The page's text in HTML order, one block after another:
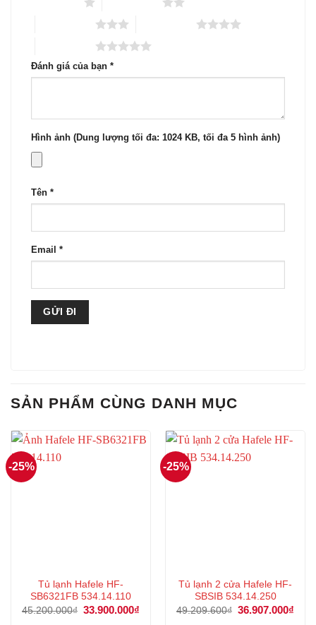
Đánh giá của bạn *
Hình ảnh (Dung lượng tối đa: 1024 KB, tối đa 5 hình ảnh)
Tên *
Email *
SẢN PHẨM CÙNG DANH MỤC
-25%
Tủ lạnh Hafele HF-
SB6321FB 534.14.110
45.200.000₫ Giá
33.900.000₫
-25%
Tủ lạnh 2 cửa Hafele HF-
SBSIB 534.14.250
49.209.600₫ Giá
36.907.000₫